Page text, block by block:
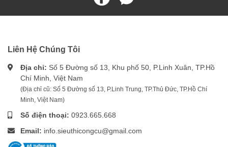
Liên Hệ Chúng Tôi
Địa chỉ: Số 5 Đường số 13, Khu phố 50, P.Linh Xuân, TP.Hồ
Chí Minh, Việt Nam
(Địa chỉ cũ: Số 5 Đường số 13, P.Linh Trung, TP.Thủ Đức, TP.Hồ Chí
Minh, Việt Nam)
Số điện thoại: 0923.665.668
Email: info.sieuthicongcu@gmail.com